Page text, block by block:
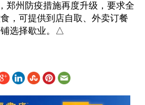
郑州防疫措施再度升级，要求全
，可提供到店自取、外卖订餐